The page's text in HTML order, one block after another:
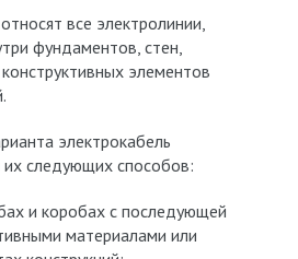
все электролинии,
фундаментов, стен,
элементов
электрокабель
следующих способов:
и коробах с последующей
материалами или